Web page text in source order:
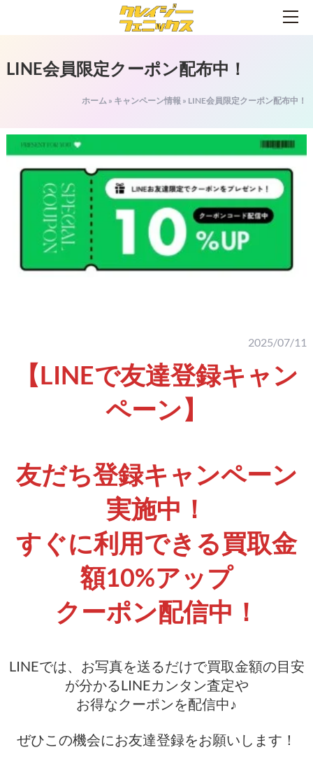
LINE会員限定クーポン配布中！
ホーム » キャンペーン情報 » LINE会員限定クーポン配布中！
2025/07/11
【LINEで友達登録キャン
ペーン】
友だち登録キャンペーン
実施中！
すぐに利用できる買取金
額10%アップ
クーポン配信中！
LINEでは、お写真を送るだけで買取金額の目安
が分かるLINEカンタン査定や
お得なクーポンを配信中♪
ぜひこの機会にお友達登録をお願いします！